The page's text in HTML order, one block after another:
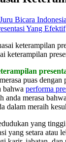
Juru Bicara Indonesia
Yang Efektif
keterampilan
puas dengan
bahwa performa
anda merasa
dalam meraih
yang
yang setara atau